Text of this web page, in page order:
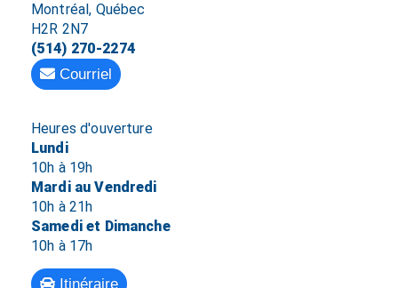
Montréal, Québec
H2R 2N7
(514) 270-2274
Courriel
Heures d'ouverture
Lundi
10h à 19h
Mardi au Vendredi
10h à 21h
Samedi et Dimanche
10h à 17h
Itinéraire